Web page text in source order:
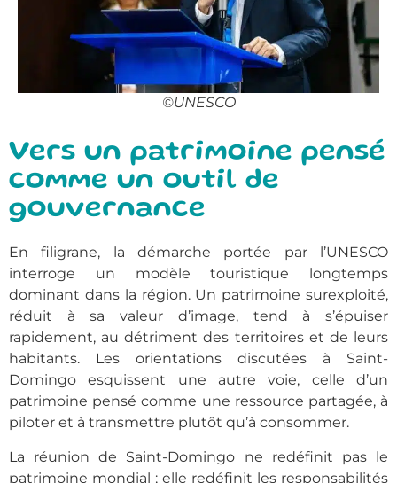
©UNESCO
Vers un patrimoine pensé
comme un outil de
gouvernance
En filigrane, la démarche portée par l’UNESCO
interroge un modèle touristique longtemps
dominant dans la région. Un patrimoine surexploité,
réduit à sa valeur d’image, tend à s’épuiser
rapidement, au détriment des territoires et de leurs
habitants. Les orientations discutées à Saint-
Domingo esquissent une autre voie, celle d’un
patrimoine pensé comme une ressource partagée, à
piloter et à transmettre plutôt qu’à consommer.
La réunion de Saint-Domingo ne redéfinit pas le
patrimoine mondial ; elle redéfinit les responsabilités